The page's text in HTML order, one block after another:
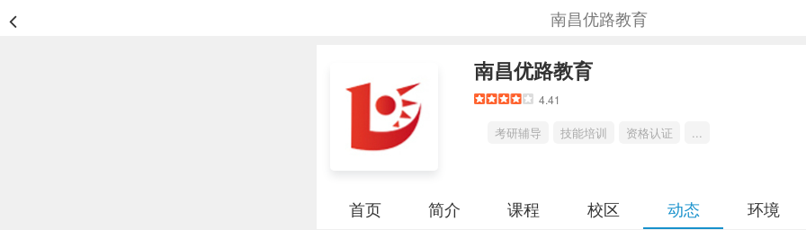
南昌优路教育
南昌优路教育
4.41
考研辅导 技能培训 资格认证 ...
首页 简介 课程 校区 动态 环境